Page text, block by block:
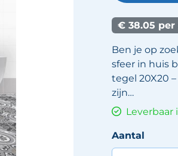
€ 38.05 per
Ben je op
sfeer in huis
tegel 20X20
zijn…
Leverbaar
Aantal